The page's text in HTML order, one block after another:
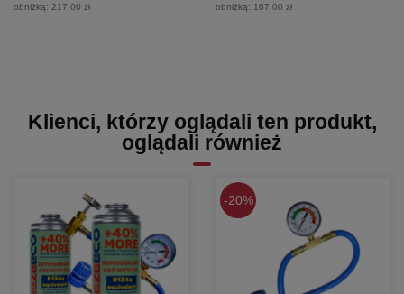
obniżką: 217,00 zł
obniżką: 167,00 zł
Klienci, którzy oglądali ten produkt,
oglądali również
20%